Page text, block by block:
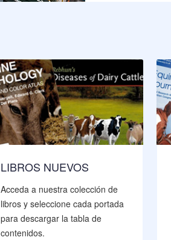
LIBROS NUEVOS
Acceda a nuestra colección de
libros y seleccione cada portada
para descargar la tabla de
contenidos.